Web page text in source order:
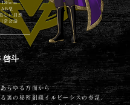
型
い自然
会話
啓斗
らゆる方面から
裏の秘密組織イルビーシスの参謀。